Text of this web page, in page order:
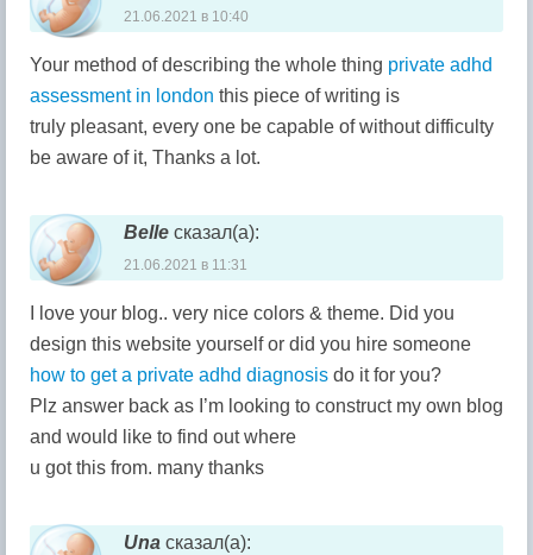
21.06.2021 в 10:40
Your method of describing the whole thing private adhd
assessment in london this piece of writing is
truly pleasant, every one be capable of without difficulty
be aware of it, Thanks a lot.
Belle сказал(а):
21.06.2021 в 11:31
I love your blog.. very nice colors & theme. Did you
design this website yourself or did you hire someone
how to get a private adhd diagnosis do it for you?
Plz answer back as I’m looking to construct my own blog
and would like to find out where
u got this from. many thanks
Una сказал(а):